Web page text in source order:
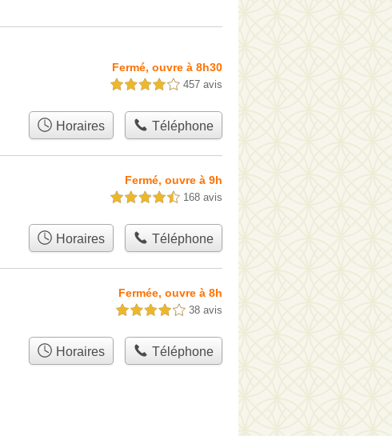
Fermé, ouvre à 8h30
4,0 étoiles sur 5 457 avis
Horaires Téléphone
Fermé, ouvre à 9h
4,5 étoiles sur 5 168 avis
Horaires Téléphone
Fermée, ouvre à 8h
4,0 étoiles sur 5 38 avis
Horaires Téléphone